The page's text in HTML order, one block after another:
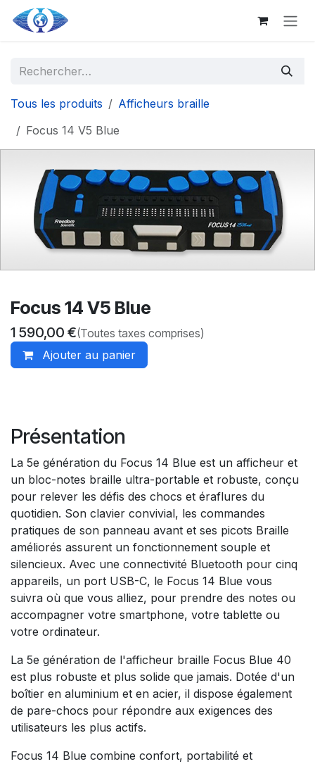
Aller au contenu principal
Se rendre au contenu
Tous les produits
Afficheurs braille
Focus 14 V5 Blue
Focus 14 V5 Blue
1 590,00 €(Toutes taxes comprises)
Ajouter au panier
Présentation
La 5e génération du Focus 14 Blue est un afficheur et
un bloc-notes braille ultra-portable et robuste, conçu
pour relever les défis des chocs et éraflures du
quotidien. Son clavier convivial, les commandes
pratiques de son panneau avant et ses picots Braille
améliorés assurent un fonctionnement souple et
silencieux. Avec une connectivité Bluetooth pour cinq
appareils, un port USB-C, le Focus 14 Blue vous
suivra où que vous alliez, pour prendre des notes ou
accompagner votre smartphone, votre tablette ou
votre ordinateur.
La 5e génération de l'afficheur braille Focus Blue 40
est plus robuste et plus solide que jamais. Dotée d'un
boîtier en aluminium et en acier, il dispose également
de pare-chocs pour répondre aux exigences des
utilisateurs les plus actifs.
Focus 14 Blue combine confort, portabilité et